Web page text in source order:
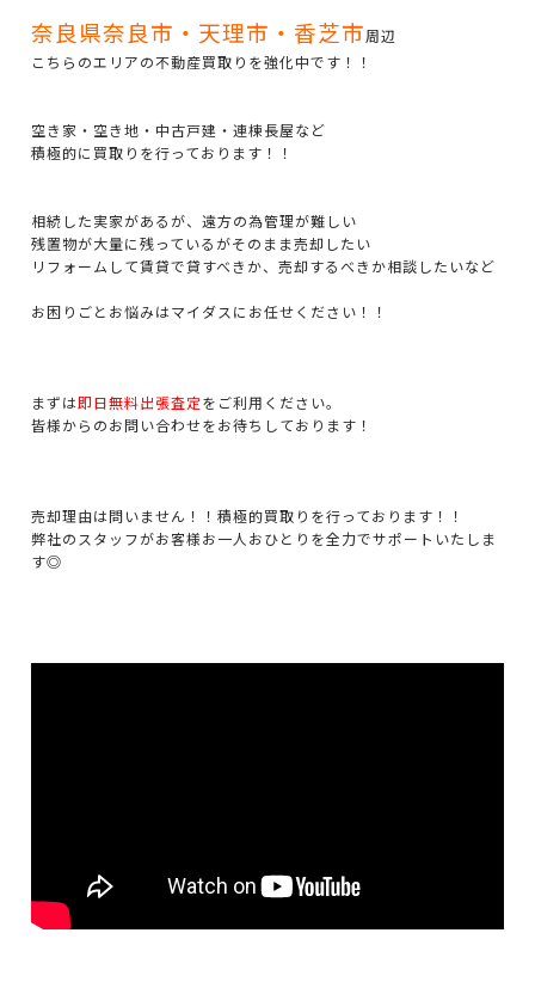
奈良県奈良市・天理市・香芝市周辺
こちらのエリアの不動産買取りを強化中です！！
空き家・空き地・中古戸建・連棟長屋など
積極的に買取りを行っております！！
相続した実家があるが、遠方の為管理が難しい
残置物が大量に残っているがそのまま売却したい
リフォームして賃貸で貸すべきか、売却するべきか相談したいなど
お困りごとお悩みはマイダスにお任せください！！
まずは即日無料出張査定をご利用ください。
皆様からのお問い合わせをお待ちしております！
売却理由は問いません！！積極的買取りを行っております！！
弊社のスタッフがお客様お一人おひとりを全力でサポートいたしま
す◎